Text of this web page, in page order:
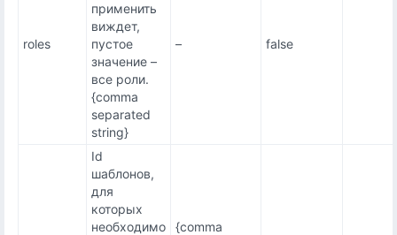
roles
применить
виждет,
пустое
значение –
все роли.
{comma
separated
string}
– false
Id
шаблонов,
для
которых
необходимо
{comma